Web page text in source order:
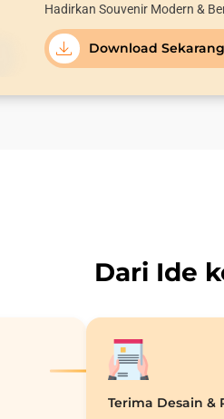
Hadirkan Souvenir Modern &
Download
Dari Ide
Terima Desain &